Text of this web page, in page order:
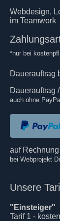
Webdesign,
im Teamwork
*nur bei
Dauerauftrag
Dauerauftrag
auch ohne
auf Rechnung
bei Webprojekt
Unsere
"Einsteiger"
Tarif 1 -